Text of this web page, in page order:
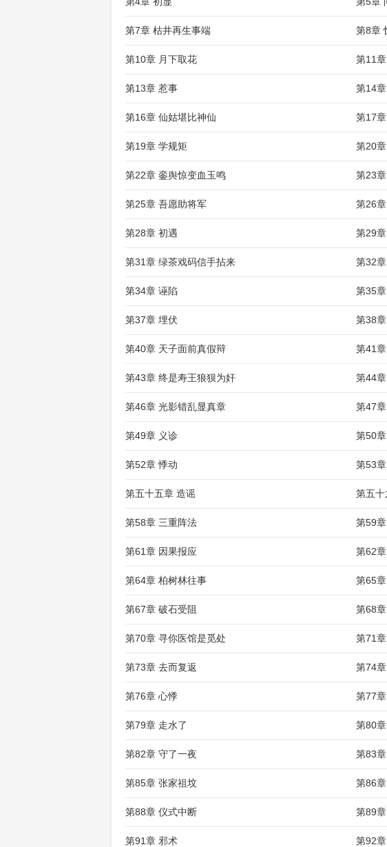
第7章 枯井再生事端 第8章
第10章 月下取花 第11
第13章 惹事 第14
第16章 仙姑堪比神仙 第17
第19章 学规矩 第20
第22章 銮舆惊变血玉鸣 第23
第25章 吾愿助将军 第26
第28章 初遇 第29
第31章 绿茶戏码信手拈来 第32
第34章 诬陷 第35
第37章 埋伏 第38
第40章 天子面前真假辩 第41
第43章 终是寿王狼狈为奸 第44
第46章 光影错乱显真章 第47
第49章 义诊 第50
第52章 悸动 第53
第五十五章 造谣 第五十
第58章 三重阵法 第59
第61章 因果报应 第62
第64章 柏树林往事 第65
第67章 破石受阻 第68
第70章 寻你医馆是觅处 第71
第73章 去而复返 第74
第76章 心悸 第77
第79章 走水了 第80
第82章 守了一夜 第83
第85章 张家祖坟 第86
第88章 仪式中断 第89
第91章 邪术 第92